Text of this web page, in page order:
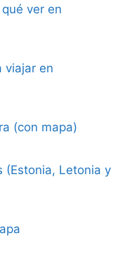
ver en
viajar en
(con mapa)
(Estonia, Letonia y